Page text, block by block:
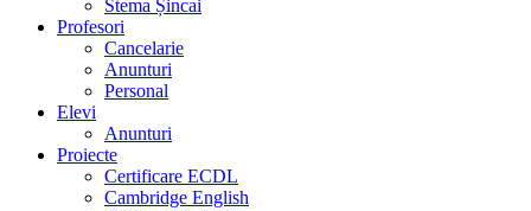
Stema Șincai
Profesori
Cancelarie
Anunturi
Personal
Elevi
Anunturi
Proiecte
Certificare ECDL
Cambridge English